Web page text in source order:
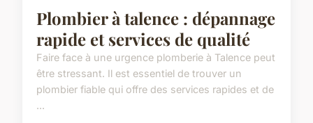
Plombier à talence : dépannage
rapide et services de qualité
Faire face à une urgence plomberie à Talence peut
être stressant. Il est essentiel de trouver un
plombier fiable qui offre des services rapides et de
...